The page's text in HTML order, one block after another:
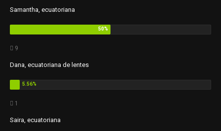
Samantha, ecuatoriana
9
Dana, ecuatoriana de lentes
1
Saira, ecuatoriana